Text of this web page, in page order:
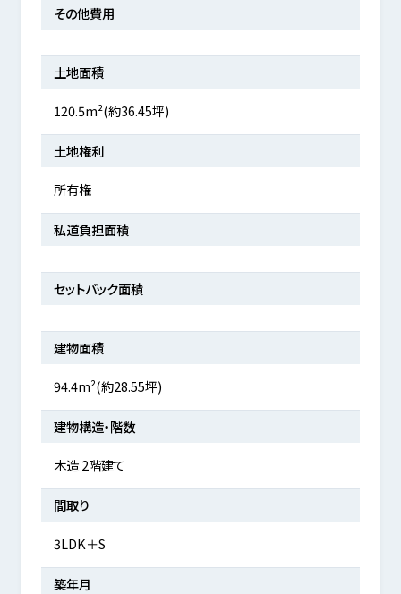
その他費用
土地面積
120.5m²(約36.45坪)
土地権利
所有権
私道負担面積
セットバック面積
建物面積
94.4m²(約28.55坪)
建物構造・階数
木造 2階建て
間取り
3LDK＋S
築年月